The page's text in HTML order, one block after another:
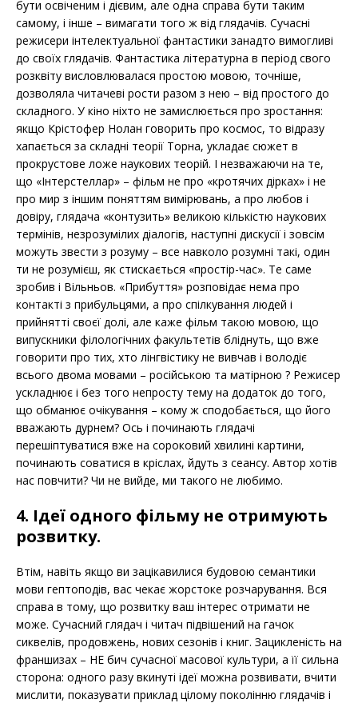
бути освіченим і дієвим, але одна справа бути таким
самому, і інше – вимагати того ж від глядачів. Сучасні
режисери інтелектуальної фантастики занадто вимогливі
до своїх глядачів. Фантастика літературна в період свого
розквіту висловлювалася простою мовою, точніше,
дозволяла читачеві рости разом з нею – від простого до
складного. У кіно ніхто не замислюється про зростання:
якщо Крістофер Нолан говорить про космос, то відразу
хапається за складні теорії Торна, укладає сюжет в
прокрустове ложе наукових теорій. І незважаючи на те,
що «Інтерстеллар» – фільм не про «кротячих дірках» і не
про мир з іншим поняттям вимірювань, а про любов і
довіру, глядача «контузить» великою кількістю наукових
термінів, незрозумілих діалогів, наступні дискусії і зовсім
можуть звести з розуму – все навколо розумні такі, один
ти не розумієш, як стискається «простір-час». Те саме
зробив і Вільньов. «Прибуття» розповідає нема про
контакті з прибульцями, а про спілкування людей і
прийнятті своєї долі, але каже фільм такою мовою, що
випускники філологічних факультетів бліднуть, що вже
говорити про тих, хто лінгвістику не вивчав і володіє
всього двома мовами – російською та матірною ? Режисер
ускладнює і без того непросту тему на додаток до того,
що обманює очікування – кому ж сподобається, що його
вважають дурнем? Ось і починають глядачі
перешіптуватися вже на сороковий хвилині картини,
починають соватися в кріслах, йдуть з сеансу. Автор хотів
нас повчити? Чи не вийде, ми такого не любимо.
4. Ідеї одного фільму не отримують
розвитку.
Втім, навіть якщо ви зацікавилися будовою семантики
мови гептоподів, вас чекає жорстоке розчарування. Вся
справа в тому, що розвитку ваш інтерес отримати не
може. Сучасний глядач і читач підвішений на гачок
сиквелів, продовжень, нових сезонів і книг. Зацикленість на
франшизах – НЕ бич сучасної масової культури, а її сильна
сторона: одного разу вкинуті ідеї можна розвивати, вчити
мислити, показувати приклад цілому поколінню глядачів і